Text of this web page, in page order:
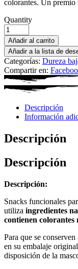
colorantes. Un premio
Quantity
Añadir al carrito
Añadir a la lista de
Categorías: Dureza
Compartir en:
Descripción
Información
Descripción
Descripción
Descripción:
Snacks funcionales
utiliza ingredientes
contienen colorantes
Para que se
en su embalaje
disposición de la